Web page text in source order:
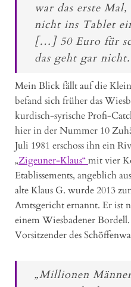
war das erste
nicht ins Tablet
[…] 50 Euro für
das geht gar
Mein Blick fällt auf die
befand sich früher das
kurdisch-syrische Profi-
hier in der Nummer 10
Juli 1981 erschoss ihn ein
„Zigeuner-Klaus“mit vier
Etablissements, angeblich
alte Klaus G. wurde 2013
Amtsgericht ernannt. Er ist
einem Wiesbadener
Vorsitzender des
„Millionen